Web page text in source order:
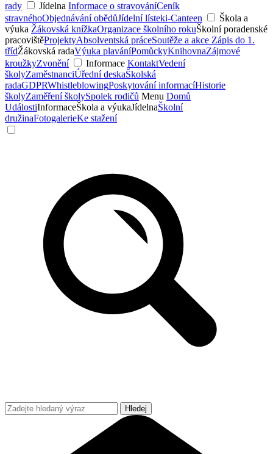
rady
Jídelna Informace o stravováníCeník
stravnéhoObjednávání obědůJídelní lísteki-Canteen
Škola a
výuka Žákovská knížkaOrganizace školního rokuŠkolní poradenské
pracovištěProjektyAbsolventská práceSoutěže a akce Zápis do 1.
třídŽákovská radaVýuka plaváníPomůckyKnihovnaZájmové
kroužkyZvonění Informace KontaktVedení
školyZaměstnanciÚřední deskaŠkolská
radaGDPRWhistleblowingPoskytování informacíHistorie
školyZaměření školySpolek rodičů Menu Domů
UdálostiInformaceŠkola a výukaJídelnaŠkolní
družinaFotogalerieKe stažení